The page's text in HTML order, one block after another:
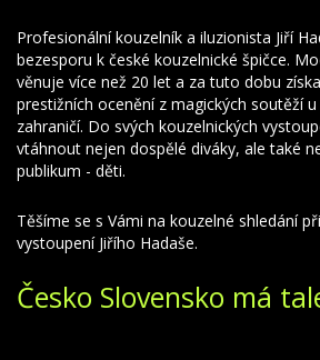
Profesionální kouzelník a iluzionista Jiří
bezesporu k české kouzelnické špičce.
věnuje více než 20 let a za tuto dobu
prestižních ocenění z magických soutěží
zahraničí. Do svých kouzelnických
vtáhnout nejen dospělé diváky, ale také
publikum - děti.
Těšíme se s Vámi na kouzelné shledání
vystoupení Jiřího Hadaše.
Česko Slovensko má